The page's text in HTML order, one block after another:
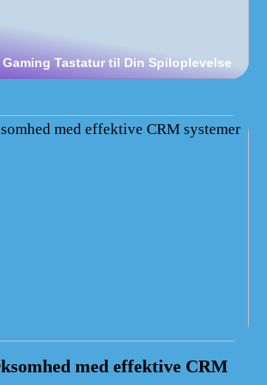
Tastatur til Din Spiloplevelse
med effektive CRM